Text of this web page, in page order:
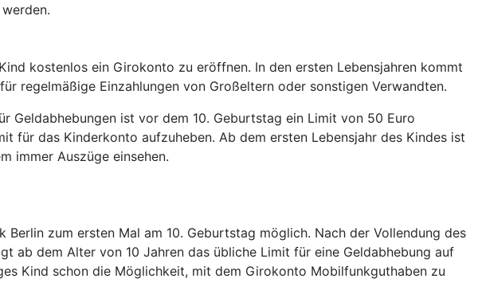
kostenlos ein Girokonto zu eröffnen. In den ersten Lebensjahren kommt
regelmäßige Einzahlungen von Großeltern oder sonstigen Verwandten.
Geldabhebungen ist vor dem 10. Geburtstag ein Limit von 50 Euro
für das Kinderkonto aufzuheben. Ab dem ersten Lebensjahr des Kindes ist
immer Auszüge einsehen.
zum ersten Mal am 10. Geburtstag möglich. Nach der Vollendung des
ab dem Alter von 10 Jahren das übliche Limit für eine Geldabhebung auf
Kind schon die Möglichkeit, mit dem Girokonto Mobilfunkguthaben zu